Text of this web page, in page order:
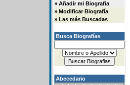
» Añadir mi Biografia
» Modificar Biografía
» Las más Buscadas
Busca Biografías
Abecedario